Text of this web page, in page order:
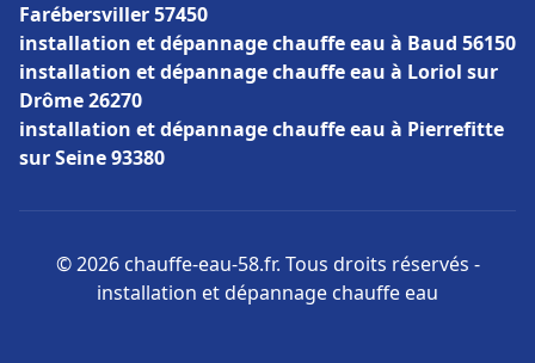
Farébersviller 57450
installation et dépannage chauffe eau à Baud 56150
installation et dépannage chauffe eau à Loriol sur
Drôme 26270
installation et dépannage chauffe eau à Pierrefitte
sur Seine 93380
© 2026 chauffe-eau-58.fr. Tous droits réservés -
installation et dépannage chauffe eau